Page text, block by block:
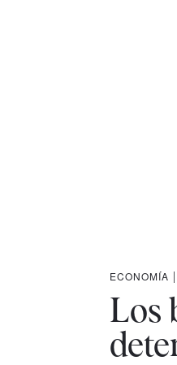
ECONOMÍA |
Los